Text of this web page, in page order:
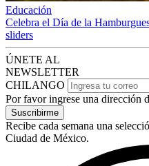
Educación
Celebra el Día de la
sliders
ÚNETE AL
NEWSLETTER
CHILANGO
Por favor ingrese una dirección
Suscribirme
Recibe cada semana una
Ciudad de México.